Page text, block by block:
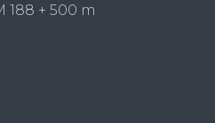
188 + 500 m